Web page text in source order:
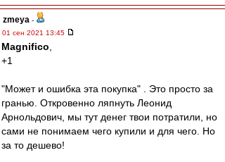
zmeya -
01 сен 2021 13:45
Magnifico
+1
"Может и ошибка эта покупка" . Это просто за
гранью. Откровенно ляпнуть Леонид
Арнольдович, мы тут денег твои потратили, но
сами не понимаем чего купили и для чего. Но
за то дешево!